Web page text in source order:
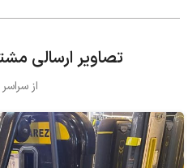
تصاویر ارسالی
از